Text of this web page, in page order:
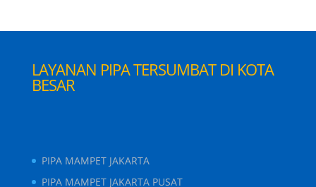
LAYANAN PIPA TERSUMBAT DI KOTA
BESAR
PIPA MAMPET JAKARTA
PIPA MAMPET JAKARTA PUSAT